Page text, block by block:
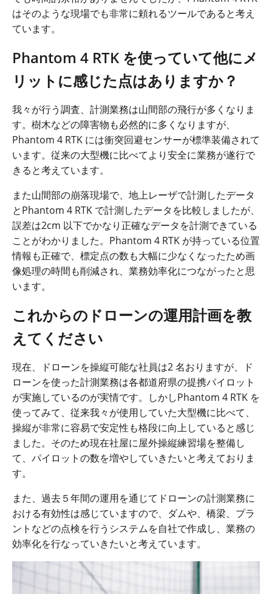
はそのような現場でも非常に頼れるツールであると考え
ています。
Phantom 4 RTK を使っていて他にメ
リットに感じた点はありますか？
我々が行う調査、計測業務は山間部の飛行が多くなりま
す。樹木などの障害物も必然的に多くなりますが、
Phantom 4 RTK には衝突回避センサーが標準装備されて
います。従来の大型機に比べてより安全に業務が遂行で
きると考えています。
また山間部の崩落現場で、地上レーザで計測したデータ
とPhantom 4 RTK で計測したデータを比較しましたが、
誤差は2cm 以下でかなり正確なデータを計測できている
ことがわかりました。 Phantom 4 RTK が持っている位置
情報も正確で、標定点の数も大幅に少なくなったため画
像処理の時間も削減され、業務効率化につながったと思
います。
これからのドローンの運用計画を教
えてください
現在、ドローンを操縦可能な社員は2名おりますが、ド
ローンを使った計測業務は各都道府県の提携パイロット
が実施しているのが実情です。しかしPhantom 4 RTK を
使ってみて、従来我々が使用していた大型機に比べて、
操縦が非常に容易で安定性も格段に向上していると感じ
ました。そのため現在社屋に屋外操縦練習場を整備し
て、パイロットの数を増やしていきたいと考えておりま
す。
また、過去５年間の運用を通じてドローンの計測業務に
おける有効性は感じていますので、ダムや、橋梁、プラ
ントなどの点検を行うシステムを自社で作成し、業務の
効率化を行なっていきたいと考えています。